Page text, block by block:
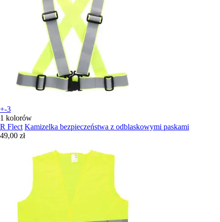
+-3
1 kolorów
R Flect Kamizelka bezpieczeństwa z odblaskowymi paskami
49,00 zł